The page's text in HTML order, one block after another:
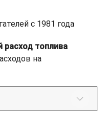
с 1981 года
расход топлива
на